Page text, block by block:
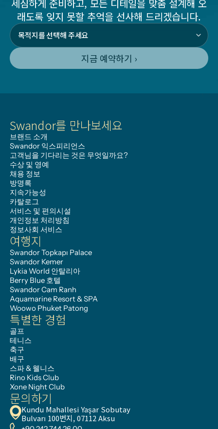
세심하게 준비하고, 모든 디테일을 맞춤 설계해 오
래도록 잊지 못할 추억을 선사해 드리겠습니다.
지금 예약하기 ›
Swandor를 만나보세요
브랜드 소개
Swandor 익스피리언스
고객님을 기다리는 것은 무엇일까요?
수상 및 영예
채용 정보
방명록
지속가능성
카탈로그
서비스 및 편의시설
개인정보 처리방침
정보사회 서비스
여행지
Swandor Topkapı Palace
Swandor Kemer
Lykia World 안탈리아
Berry Blue 호텔
Swandor Cam Ranh
Aquamarine Resort & SPA
Woowo Phuket Patong
특별한 경험
골프
테니스
축구
배구
스파 & 웰니스
Rino Kids Club
Xone Night Club
문의하기
Kundu Mahallesi Yaşar Sobutay
Bulvarı 100번지, 07112 Aksu